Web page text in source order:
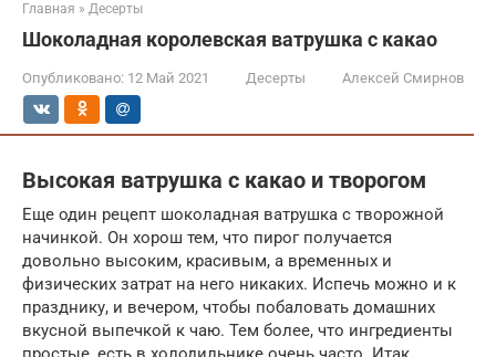
Главная » Десерты
Шоколадная королевская ватрушка с какао
Опубликовано: 12 Май 2021 Десерты Алексей Смирнов
Высокая ватрушка с какао и творогом
Еще один рецепт шоколадная ватрушка с творожной
начинкой. Он хорош тем, что пирог получается
довольно высоким, красивым, а временных и
физических затрат на него никаких. Испечь можно и к
празднику, и вечером, чтобы побаловать домашних
вкусной выпечкой к чаю. Тем более, что ингредиенты